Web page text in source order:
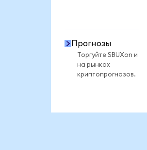
Прогнозы
Торгуйте SBUXon и
на рынках
криптопрогнозов.